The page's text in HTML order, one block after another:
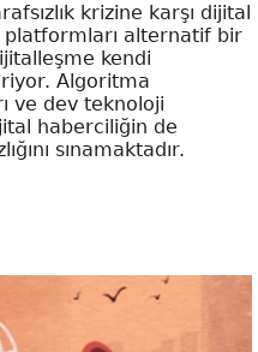
krizine karşı dijital
platformları alternatif bir
kendi
Algoritma
ve dev teknoloji
haberciliğin de
sınamaktadır.